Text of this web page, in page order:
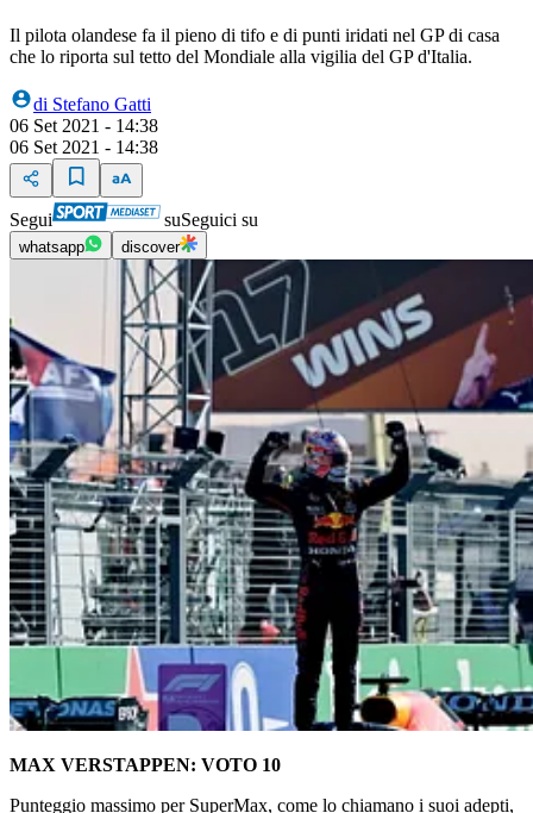
Il pilota olandese fa il pieno di tifo e di punti iridati nel GP di casa
che lo riporta sul tetto del Mondiale alla vigilia del GP d'Italia.
di Stefano Gatti
06 Set 2021 - 14:38
06 Set 2021 - 14:38
Segui suSeguici su
whatsapp discover
MAX VERSTAPPEN: VOTO 10
Punteggio massimo per SuperMax, come lo chiamano i suoi adepti,